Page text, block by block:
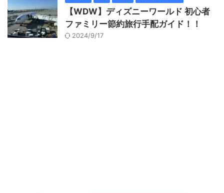
【WDW】ディズニーワールド 初心者
ファミリー節約旅行手配ガイド！！
2024/9/17